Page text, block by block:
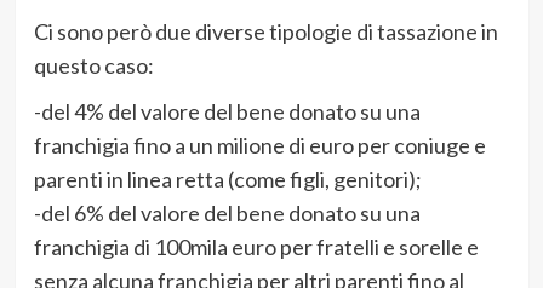
Ci sono però due diverse tipologie di tassazione in
questo caso:
-del 4% del valore del bene donato su una
franchigia fino a un milione di euro per coniuge e
parenti in linea retta (come figli, genitori);
-del 6% del valore del bene donato su una
franchigia di 100mila euro per fratelli e sorelle e
senza alcuna franchigia per altri parenti fino al